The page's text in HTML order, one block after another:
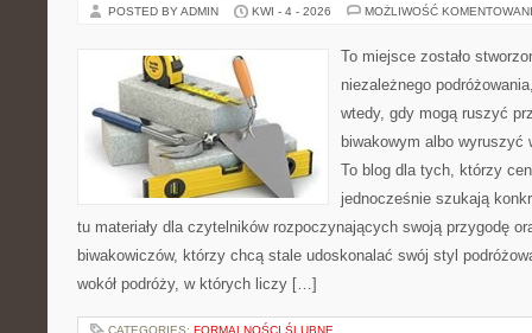
POSTED BY ADMIN KWI - 4 - 2026 MOŻLIWOŚĆ
To miejsce zostało
niezależnego
wtedy, gdy mogą ruszyć
biwakowym albo wyruszyć
To blog dla tych, którzy
jednocześnie szukają
tu materiały dla czytelników rozpoczynających swoją przygodę
biwakowiczów, którzy chcą stale udoskonalać swój styl
wokół podróży, w których liczy […]
CATEGORIES: FORMALNOŚCI ŚLUBNE